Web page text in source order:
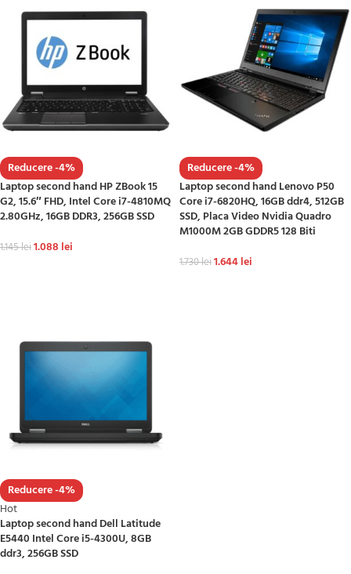
Reducere -4%
Laptop second hand HP ZBook 15
G2, 15.6″ FHD, Intel Core i7-4810MQ
2.80GHz, 16GB DDR3, 256GB SSD
1.145lei1.088 lei
Reducere -4%
Laptop second hand Lenovo P50
Core i7-6820HQ, 16GB ddr4, 512GB
SSD, Placa Video Nvidia Quadro
M1000M 2GB GDDR5 128 Biti
1.730lei1.644lei
Reducere -4%
Hot
Laptop second hand Dell Latitude
E5440 Intel Core i5-4300U, 8GB
ddr3, 256GB SSD